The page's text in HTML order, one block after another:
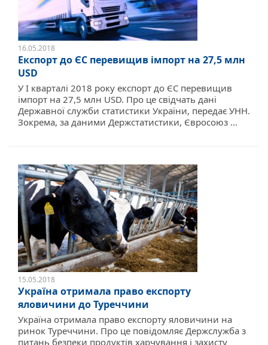
16.05.2018
Експорт до ЄС перевищив імпорт на 27,5 млн
USD
У I кварталі 2018 року експорт до ЄС перевищив
імпорт на 27,5 млн USD. Про це свідчать дані
Державної служби статистики України, передає УНН.
Зокрема, за даними Держстатистики, Євросоюз ...
15.05.2018
Україна отримала право експорту
яловичини до Туреччини
Україна отримала право експорту яловичини на
ринок Туреччини. Про це повідомляє Держслужба з
питань безпеки продуктів харчування і захисту